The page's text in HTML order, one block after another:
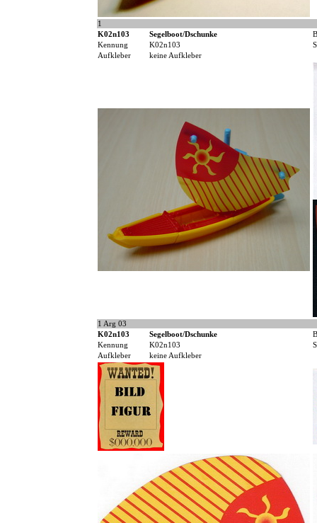
1
K02n103
Segelboot/Dschunke
Kennung
K02n103
Aufkleber
keine Aufkleber
1 Arg 03
K02n103
Segelboot/Dschunke
Kennung
K02n103
Aufkleber
keine Aufkleber